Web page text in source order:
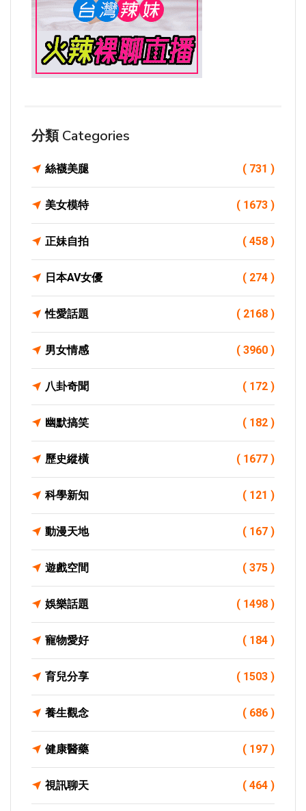
分類 Categories
絲襪美腿 ( 731 )
美女模特 ( 1673 )
正妹自拍 ( 458 )
日本AV女優 ( 274 )
性愛話題 ( 2168 )
男女情感 ( 3960 )
八卦奇聞 ( 172 )
幽默搞笑 ( 182 )
歷史縱橫 ( 1677 )
科學新知 ( 121 )
動漫天地 ( 167 )
遊戲空間 ( 375 )
娛樂話題 ( 1498 )
寵物愛好 ( 184 )
育兒分享 ( 1503 )
養生觀念 ( 686 )
健康醫藥 ( 197 )
視訊聊天 ( 464 )